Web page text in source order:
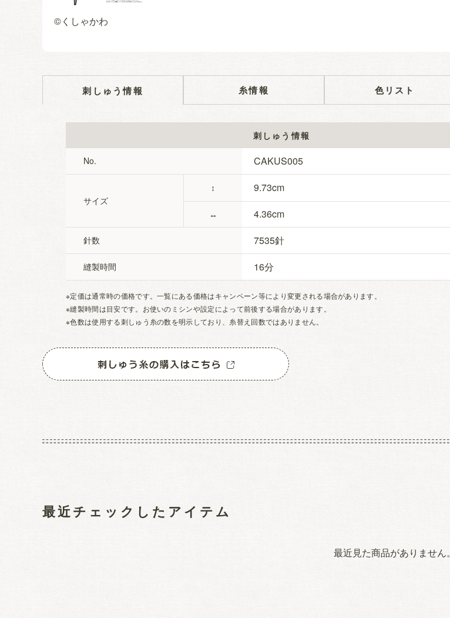
©くしゃかわ
刺しゅう情報 糸情報 色リスト
刺しゅう情報
No. CAKUS005
サイズ
↕
↔
9.73
4.36
針数 7535
縫製時間 16
※定価は通常時の価格です。一覧にある価格はキャンペーン等により変更される場合があります。
※縫製時間は目安です。お使いのミシンや設定によって前後する場合があります。
※色数は使用する刺しゅう糸の数を明示しており、糸替え回数ではありません。
最近チェックしたアイテム
最近見た商品がありません。